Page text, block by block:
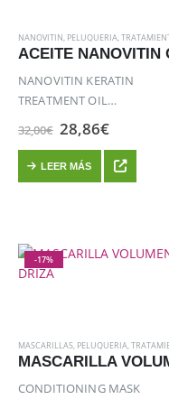
NANOVITIN, PELUQUERIA,
NANOVITIN KERATIN
TREATMENT OIL
ARGAN&MACADAMIA 100
Le devuelve la magia a tu
cabello, eliminando el frizz,
dando brillo y suavidad.
32,00€ El
precio
original
era:
32,00€.
28,86€El
actual
es:
28,86€.
LEER MÁS
-17%
MASCARILLAS, PELUQUERIA,
CONDITIONING MASK